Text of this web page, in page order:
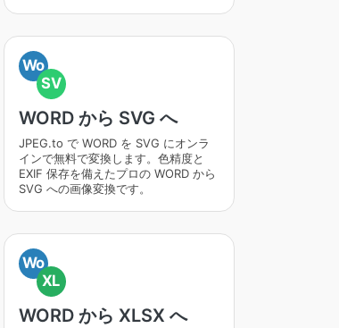
Wo
SV
WORD から SVG へ
JPEG.to で WORD を SVG にオンラ
インで無料で変換します。色精度と
EXIF 保存を備えたプロの WORD から
SVG への画像変換です。
Wo
XL
WORD から XLSX へ